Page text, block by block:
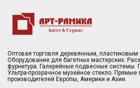
Оптовая торговля деревянным,
Оборудование для багетных мастерских.
фурнитура. Галерейные подвесные системы.
Ультра-прозрачное музейное стекло. Прямые
производителей Европы, Америки и Азии.